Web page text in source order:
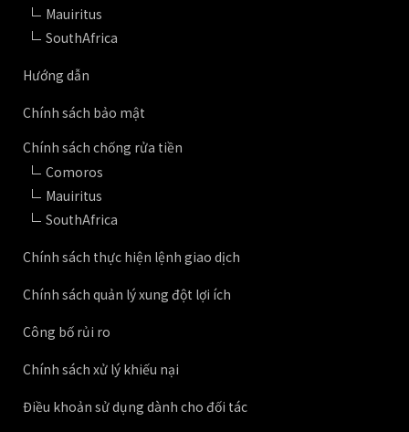
Mauiritus
SouthAfrica
Hướng dẫn
Chính sách bảo mật
Chính sách chống rửa tiền
Comoros
Mauiritus
SouthAfrica
Chính sách thực hiện lệnh giao dịch
Chính sách quản lý xung đột lợi ích
Công bố rủi ro
Chính sách xử lý khiếu nại
Điều khoản sử dụng dành cho đối tác